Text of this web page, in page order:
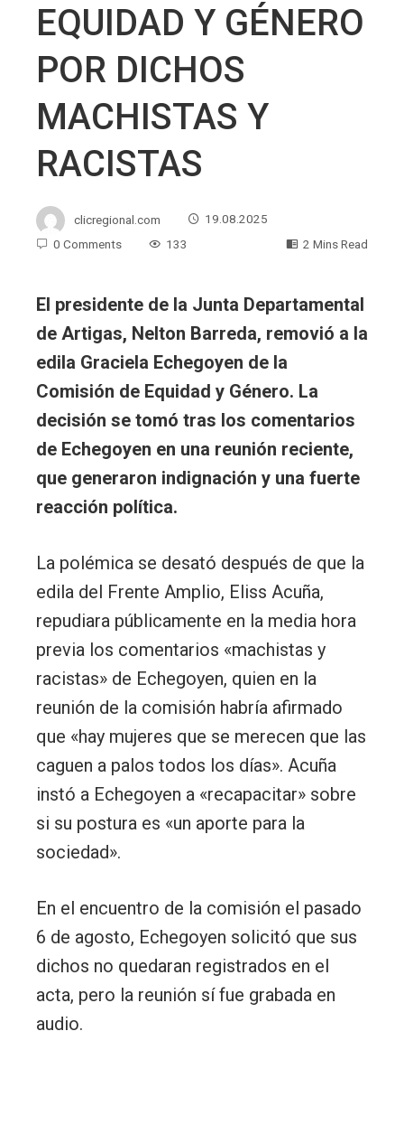
EQUIDAD Y GÉNERO
POR DICHOS
MACHISTAS Y
RACISTAS
clicregional.com
19.08.2025
0 Comments
133 2 Mins Read
El presidente de la Junta Departamental
de Artigas, Nelton Barreda, removió a la
edila Graciela Echegoyen de la
Comisión de Equidad y Género. La
decisión se tomó tras los comentarios
de Echegoyen en una reunión reciente,
que generaron indignación y una fuerte
reacción política.
La polémica se desató después de que la
edila del Frente Amplio, Eliss Acuña,
repudiara públicamente en la media hora
previa los comentarios «machistas y
racistas» de Echegoyen, quien en la
reunión de la comisión habría afirmado
que «hay mujeres que se merecen que las
caguen a palos todos los días». Acuña
instó a Echegoyen a «recapacitar» sobre
si su postura es «un aporte para la
sociedad».
En el encuentro de la comisión el pasado
6 de agosto, Echegoyen solicitó que sus
dichos no quedaran registrados en el
acta, pero la reunión sí fue grabada en
audio.